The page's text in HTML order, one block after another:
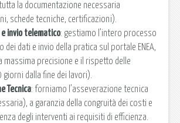
la documentazione necessaria
schede tecniche, certificazioni).
e invio telematico: gestiamo l’intero processo
dei dati e invio della pratica sul portale ENEA,
massima precisione e il rispetto delle
giorni dalla fine dei lavori).
Tecnica: forniamo l’asseverazione tecnica
a garanzia della congruità dei costi e
degli interventi ai requisiti di efficienza.